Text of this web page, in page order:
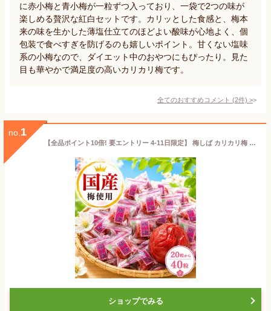
に赤小梅と青小梅が一粒ずつ入っており、一袋で2つの味が
楽しめる贅沢な紅白セットです。カリッとした食感と、梅本
来の味を生かした薄塩仕立てのほどよい酸味が心地よく、個
包装で食べすぎを防げるのも嬉しいポイント。甘くない塩味
系の小梅なので、ダイエット中のおやつにもぴったり。見た
目も華やかで満足度の高いカリカリ梅です。
全てのおすすめコメント (2件) >
no. 1
【全品ポイント10倍! 要エントリー 4-11日限定】 梅しば カリカリ梅 約 20個 60個 120個 180個 360g 1kg 2kg 3kg 村岡食品 ムラオカ 村岡 ムラオカ梅しば カリカリ 梅 かりかり うめ 個包装 業務用 お菓子 訳あり 訳アリお菓子 訳ありお菓子 梅のお菓子 梅菓子 茶菓子 塩分
ショップでみる